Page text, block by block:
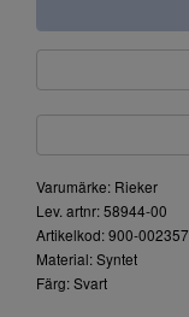
Varumärke: Rieker
Lev. artnr: 58944-00
Artikelkod: 900-002357
Material: Syntet
Färg: Svart